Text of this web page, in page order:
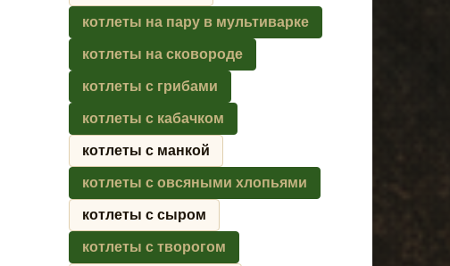
котлеты на пару в мультиварке
котлеты на сковороде
котлеты с грибами
котлеты с кабачком
котлеты с манкой
котлеты с овсяными хлопьями
котлеты с сыром
котлеты с творогом